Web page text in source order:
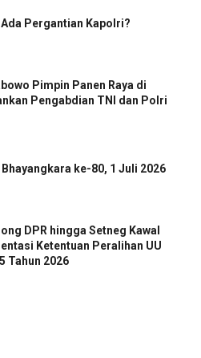
Pergantian Kapolri?
Pimpin Panen Raya di
Pengabdian TNI dan Polri
ke-80, 1 Juli 2026
DPR hingga Setneg Kawal
Ketentuan Peralihan UU
Tahun 2026